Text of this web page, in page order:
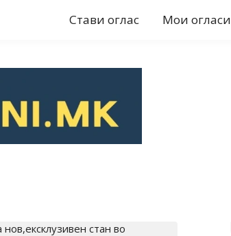
Стави оглас Мои огласи